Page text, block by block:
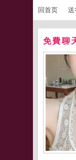
回首页 送
免費聊